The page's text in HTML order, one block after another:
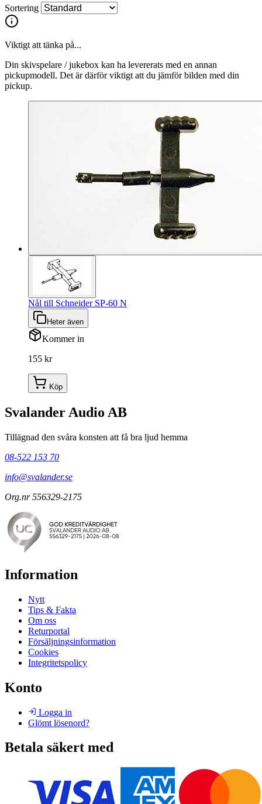
Sortering
Viktigt att tänka på...
Din skivspelare / jukebox kan ha levererats med en annan
pickupmodell. Det är därför viktigt att du jämför bilden med din
pickup.
Nål till Schneider SP-60 N
Heter även
Kommer in
155 kr
Köp
Svalander Audio AB
Tillägnad den svåra konsten att få bra ljud hemma
08-522 153 70
info@svalander.se
Org.nr 556329-2175
Information
Nytt
Tips & Fakta
Om oss
Returportal
Försäljningsinformation
Cookies
Integritetspolicy
Konto
Logga in
Glömt lösenord?
Betala säkert med